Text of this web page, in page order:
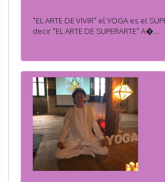
"EL ARTE DE VIVIR" el YOGA es el
decir "EL ARTE DE SUPERARTE" A�...